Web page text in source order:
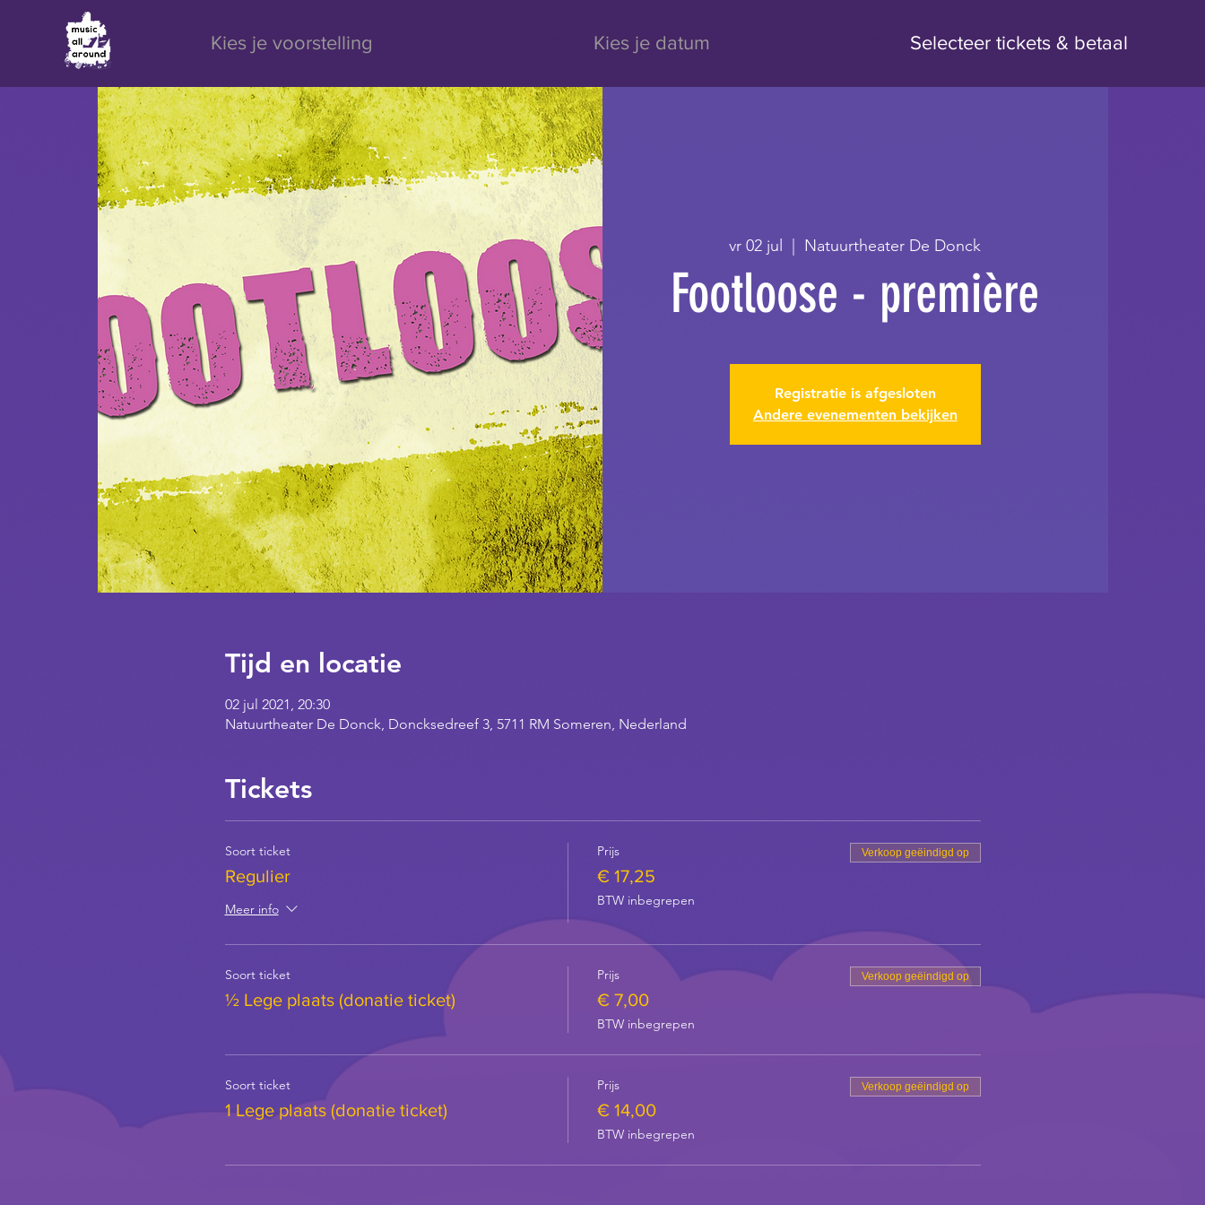
Kies je voorstelling Kies je datum Selecteer tickets & betaal
vr 02 jul Natuurtheater De Donck
Footloose - première
Registratie is afgesloten
Andere evenementen bekijken
Tijd en locatie
02 jul 2021, 20:30
Natuurtheater De Donck, Doncksedreef 3, 5711 RM Someren, Nederland
Tickets
Soort ticket
Regulier
Meer info
Prijs
€ 17,25
BTW inbegrepen
Verkoop geëindigd op
Soort ticket
½ Lege plaats (donatie ticket)
Prijs
€ 7,00
BTW inbegrepen
Verkoop geëindigd op
Soort ticket
1 Lege plaats (donatie ticket)
Prijs
€ 14,00
BTW inbegrepen
Verkoop geëindigd op